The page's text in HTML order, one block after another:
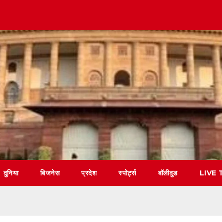
दुनिया बिजनेस प्रदेश स्पोर्ट्स बॉलीवुड LIVE